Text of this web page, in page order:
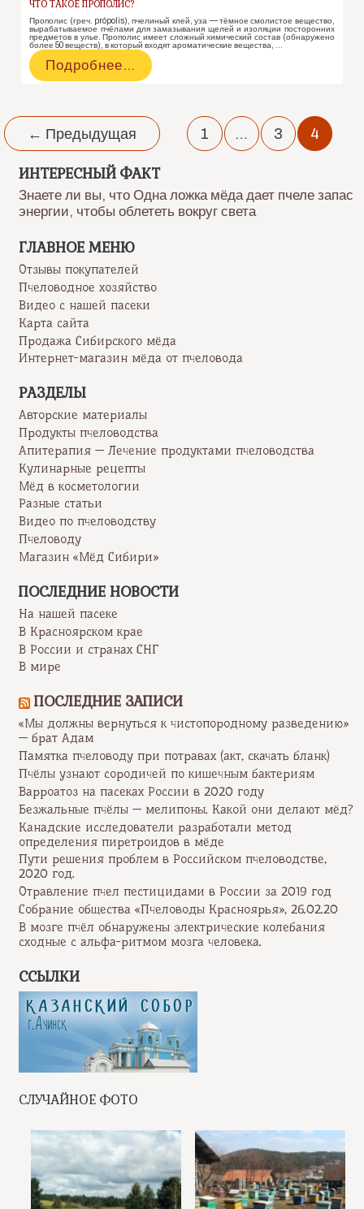
ЧТО ТАКОЕ ПРОПОЛИС?
Прополис (греч. própolis), пчелиный клей, уза — тёмное смолистое вещество,
вырабатываемое пчёлами для замазывания щелей и изоляции посторонних
предметов в улье. Прополис имеет сложный химический состав (обнаружено
более 50 веществ), в который входят ароматические вещества, …
Что
такое
Подробнее…
Навигация
по
записям← Предыдущая 1 … 3 4
ИНТЕРЕСНЫЙ ФАКТ
Знаете ли вы, что Одна ложка мёда дает пчеле запас
энергии, чтобы облететь вокруг света
ГЛАВНОЕ МЕНЮ
Отзывы покупателей
Пчеловодное хозяйство
Видео с нашей пасеки
Карта сайта
Продажа Сибирского мёда
Интернет-магазин мёда от пчеловода
РАЗДЕЛЫ
Авторские материалы
Продукты пчеловодства
Апитерапия — Лечение продуктами пчеловодства
Кулинарные рецепты
Мёд в косметологии
Разные статьи
Видео по пчеловодству
Пчеловоду
Магазин «Мёд Сибири»
ПОСЛЕДНИЕ НОВОСТИ
На нашей пасеке
В Красноярском крае
В России и странах СНГ
В мире
ПОСЛЕДНИЕ ЗАПИСИ
«Мы должны вернуться к чистопородному разведению»
— брат Адам
Памятка пчеловоду при потравах (акт, скачать бланк)
Пчёлы узнают сородичей по кишечным бактериям
Варроатоз на пасеках России в 2020 году
Безжальные пчёлы — мелипоны. Какой они делают мёд?
Канадские исследователи разработали метод
определения пиретроидов в мёде
Пути решения проблем в Российском пчеловодстве,
2020 год.
Отравление пчел пестицидами в России за 2019 год
Собрание общества «Пчеловоды Красноярья», 26.02.20
В мозге пчёл обнаружены электрические колебания
сходные с альфа-ритмом мозга человека.
ССЫЛКИ
СЛУЧАЙНОЕ ФОТО